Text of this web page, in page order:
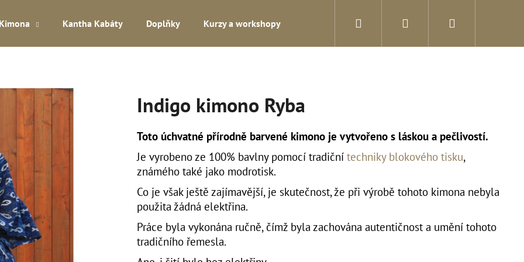
Kimona Kantha Kabáty Doplňky Kurzy a workshopy Kontakty Přihlášení
Indigo kimono Ryba
Toto úchvatné přírodně barvené kimono je vytvořeno s láskou a pečlivostí.
Je vyrobeno ze 100% bavlny pomocí tradiční techniky blokového tisku,
známého také jako modrotisk.
Co je však ještě zajímavější, je skutečnost, že při výrobě tohoto kimona nebyla
použita žádná elektřina.
Práce byla vykonána ručně, čímž byla zachována autentičnost a umění tohoto
tradičního řemesla.
HLEDAT
Doporučujeme
Následující